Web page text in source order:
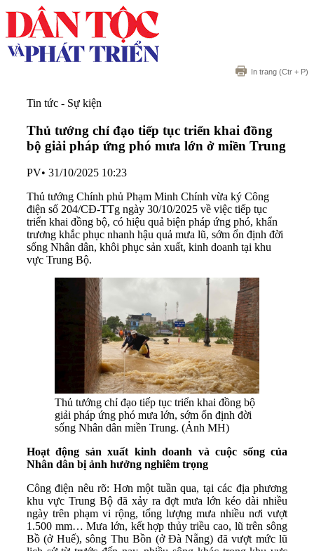
In trang (Ctr + P)
Tin tức - Sự kiện
Thủ tướng chỉ đạo tiếp tục triển khai đồng
bộ giải pháp ứng phó mưa lớn ở miền Trung
PV• 31/10/2025 10:23
Thủ tướng Chính phủ Phạm Minh Chính vừa ký Công
điện số 204/CĐ-TTg ngày 30/10/2025 về việc tiếp tục
triển khai đồng bộ, có hiệu quả biện pháp ứng phó, khẩn
trương khắc phục nhanh hậu quả mưa lũ, sớm ổn định đời
sống Nhân dân, khôi phục sản xuất, kinh doanh tại khu
vực Trung Bộ.
Thủ tướng chỉ đạo tiếp tục triển khai đồng bộ
giải pháp ứng phó mưa lớn, sớm ổn định đời
sống Nhân dân miền Trung. (Ảnh MH)
Hoạt động sản xuất kinh doanh và cuộc sống của
Nhân dân bị ảnh hưởng nghiêm trọng
Công điện nêu rõ: Hơn một tuần qua, tại các địa phương
khu vực Trung Bộ đã xảy ra đợt mưa lớn kéo dài nhiều
ngày trên phạm vi rộng, tổng lượng mưa nhiều nơi vượt
1.500 mm… Mưa lớn, kết hợp thủy triều cao, lũ trên sông
Bồ (ở Huế), sông Thu Bồn (ở Đà Nẵng) đã vượt mức lũ